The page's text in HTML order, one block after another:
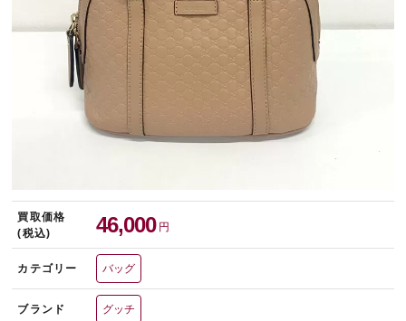
買取価格
(税込)
46,000 円
カテゴリー バッグ
ブランド グッチ